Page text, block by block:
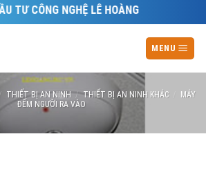
CÔNG NGHỆ LÊ HOÀNG
MENU
/ THIẾT BỊ AN NINH / THIẾT BỊ AN NINH KHÁC
MÁY
ĐẾM NGƯỜI RA VÀO